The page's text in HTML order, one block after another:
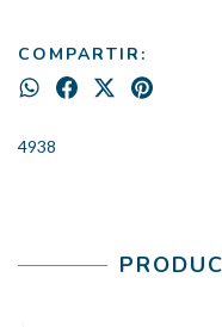
COMPARTIR:
4938